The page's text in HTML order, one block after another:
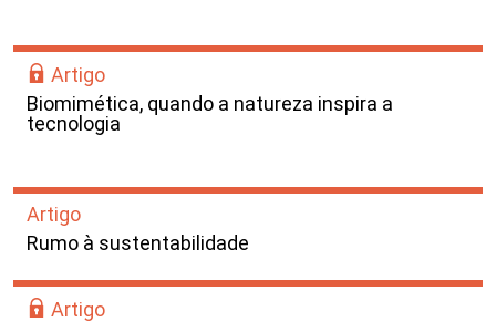
Artigo
Biomimética, quando a natureza inspira a
tecnologia
Artigo
Rumo à sustentabilidade
Artigo